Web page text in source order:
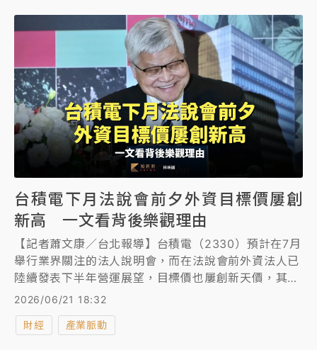
台積電下月法說會前夕外資目標價屢創
新高 一文看背後樂觀理由
【記者蕭文康／台北報導】台積電（2330）預計在7月
舉行業界關注的法人說明會，而在法說會前外資法人已
陸續發表下半年營運展望，目標價也屢創新天價，其
中，又以Alethia的3500元最高、麥格理證券調高至
2750元。
2026/06/21 18:32
財經 產業脈動